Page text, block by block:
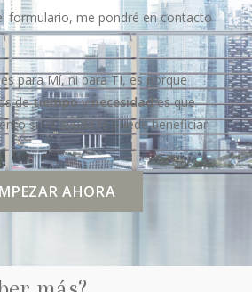
formulario, me pondré en contacto
para Mí, ni para TI, es porque
detiempoynecesidades que
si mi ayuda te puede beneficiar.
AHORA